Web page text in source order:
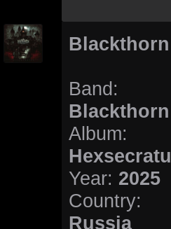
Band:
Blackthorn
Album:
Year: 2025
Country:
Russia